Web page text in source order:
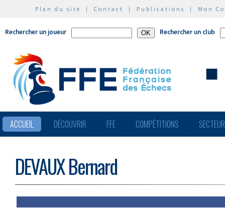
Plan du site | Contact | Publications | Mon
Rechercher un joueur Rechercher un club
ACCUEIL DÉCOUVRIR FFE COMPÉTITIONS
DEVAUX Bernard